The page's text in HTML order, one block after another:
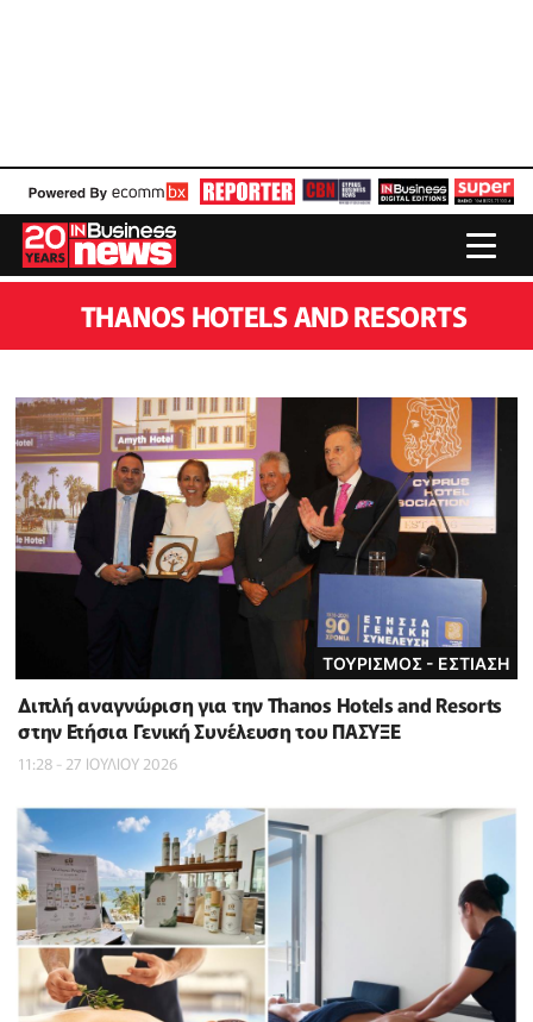
THANOS HOTELS AND RESORTS
ΤΟΥΡΙΣΜΟΣ - ΕΣΤΙΑΣΗ
Διπλή αναγνώριση για την Thanos Hotels and Resorts
στην Ετήσια Γενική Συνέλευση του ΠΑΣΥΞΕ
11:28 - 27 ΙΟΥΛΙΟΥ 2026